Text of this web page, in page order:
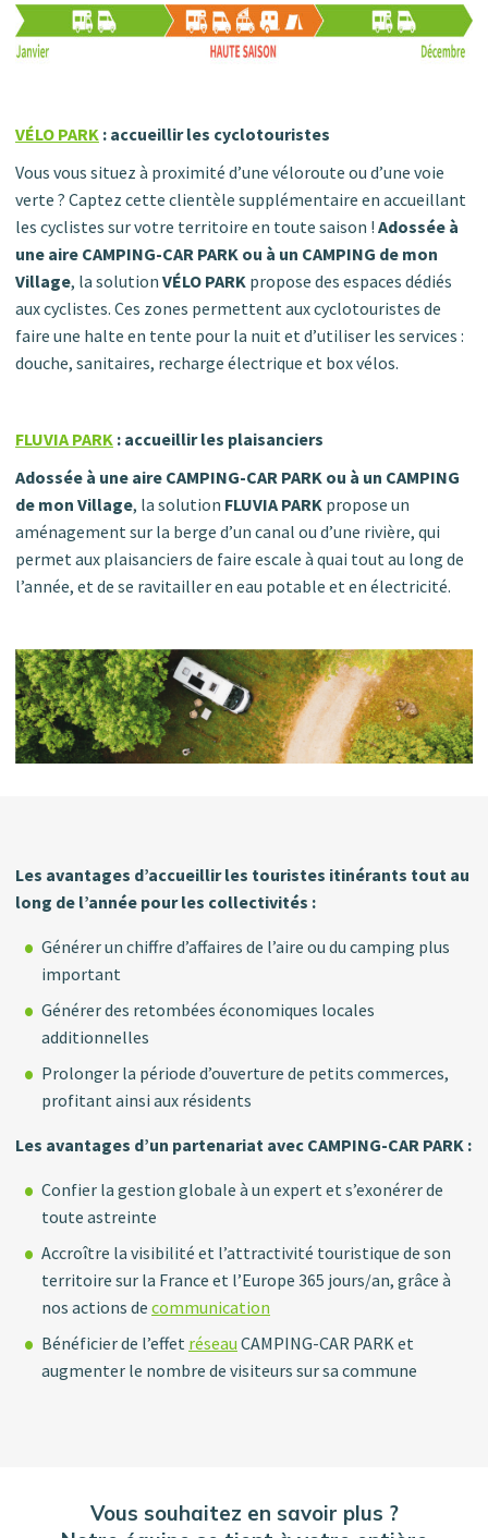
VÉLO PARK : accueillir les cyclotouristes
Vous vous situez à proximité d’une véloroute ou d’une voie
verte ? Captez cette clientèle supplémentaire en accueillant
les cyclistes sur votre territoire en toute saison ! Adossée à
une aire CAMPING-CAR PARK ou à un CAMPING de mon
Village, la solution VÉLO PARK propose des espaces dédiés
aux cyclistes. Ces zones permettent aux cyclotouristes de
faire une halte en tente pour la nuit et d’utiliser les services :
douche, sanitaires, recharge électrique et box vélos.
FLUVIA PARK : accueillir les plaisanciers
Adossée à une aire CAMPING-CAR PARK ou à un CAMPING
de mon Village, la solution FLUVIA PARK propose un
aménagement sur la berge d’un canal ou d’une rivière, qui
permet aux plaisanciers de faire escale à quai tout au long de
l’année, et de se ravitailler en eau potable et en électricité.
Les avantages d’accueillir les touristes itinérants tout au
long de l’année pour les collectivités :
Générer un chiffre d’affaires de l’aire ou du camping plus
important
Générer des retombées économiques locales
additionnelles
Prolonger la période d’ouverture de petits commerces,
profitant ainsi aux résidents
Les avantages d’un partenariat avec CAMPING-CAR PARK :
Confier la gestion globale à un expert et s’exonérer de
toute astreinte
Accroître la visibilité et l’attractivité touristique de son
territoire sur la France et l’Europe 365 jours/an, grâce à
nos actions de communication
Bénéficier de l’effet réseau CAMPING-CAR PARK et
augmenter le nombre de visiteurs sur sa commune
Vous souhaitez en savoir plus ?